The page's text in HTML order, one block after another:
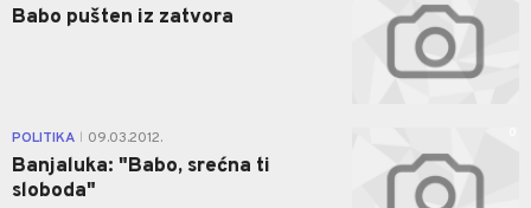
Babo pušten iz zatvora
POLITIKA 09.03.2012.
Banjaluka: "Babo, srećna ti
sloboda"